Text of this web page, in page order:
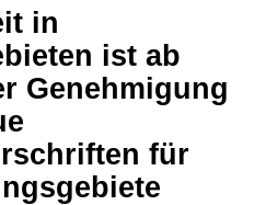
ist ab
Genehmigung
für